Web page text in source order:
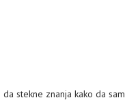
stekne znanja kako da sam